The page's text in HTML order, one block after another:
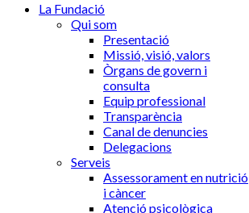
La Fundació
Qui som
Presentació
Missió, visió, valors
Òrgans de govern i
consulta
Equip professional
Transparència
Canal de denuncies
Delegacions
Serveis
Assessorament en nutrició
i càncer
Atenció psicològica